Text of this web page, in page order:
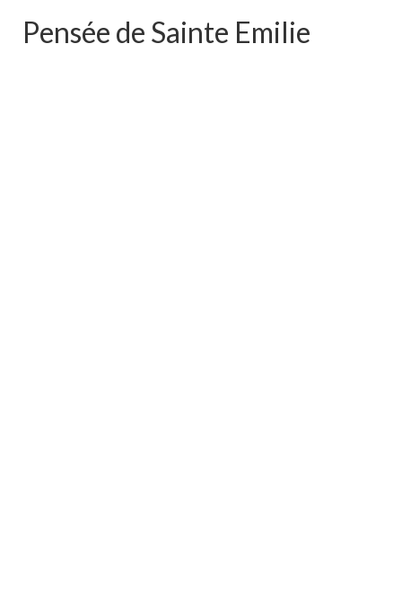
Pensée de Sainte Emilie